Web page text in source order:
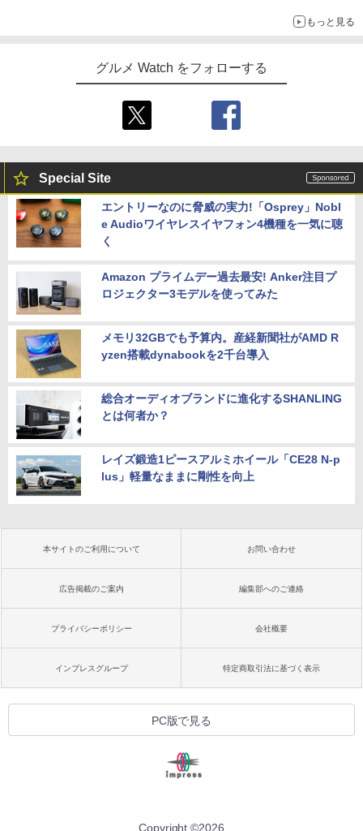
もっと見る
グルメ Watch をフォローする
Special Site
エントリーなのに脅威の実力!「Osprey」Nobl
e Audioワイヤレスイヤフォン4機種を一気に聴
く
Amazon プライムデー過去最安! Anker注目プ
ロジェクター3モデルを使ってみた
メモリ32GBでも予算内。産経新聞社がAMD R
yzen搭載dynabookを2千台導入
総合オーディオブランドに進化するSHANLING
とは何者か？
レイズ鍛造1ピースアルミホイール「CE28 N-p
lus」軽量なままに剛性を向上
本サイトのご利用について お問い合わせ
広告掲載のご案内 編集部へのご連絡
プライバシーポリシー 会社概要
インプレスグループ 特定商取引法に基づく表示
PC版で見る
Copyright ©2026